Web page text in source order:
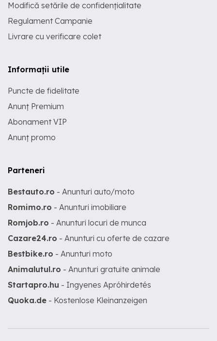
Modifică setările de confidențialitate
Regulament Campanie
Livrare cu verificare colet
Informații utile
Puncte de fidelitate
Anunț Premium
Abonament VIP
Anunț promo
Parteneri
Bestauto.ro - Anunturi auto/moto
Romimo.ro - Anunturi imobiliare
Romjob.ro - Anunturi locuri de munca
Cazare24.ro - Anunturi cu oferte de cazare
Bestbike.ro - Anunturi moto
Animalutul.ro - Anunturi gratuite animale
Startapro.hu - Ingyenes Apróhirdetés
Quoka.de - Kostenlose Kleinanzeigen